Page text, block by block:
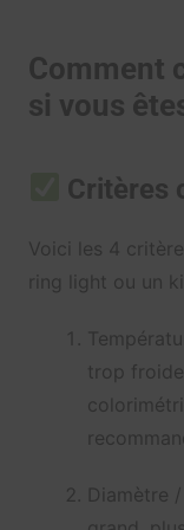
Comment
si vous
Critères
Voici les 4
ring light ou un
trop
Diamètre